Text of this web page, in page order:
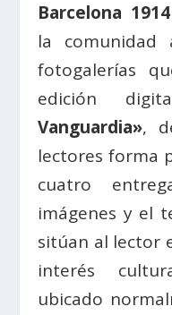
Barcelona 1914
la comunidad
fotogalerías
edición
Vanguardia»,
lectores forma
cuatro
imágenes y el
sitúan al lector
interés
ubicado